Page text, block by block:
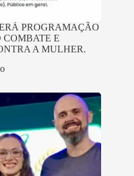
PROGRAMAÇÃO
COMBATE E
A MULHER.